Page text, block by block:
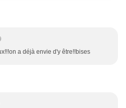
a déjà envie d'y être!!bises